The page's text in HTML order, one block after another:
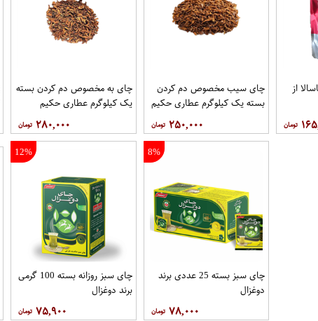
ماسالا از
چای سیب مخصوص دم کردن
بسته یک کیلوگرم عطاری حکیم
۲۵۰,۰۰۰
چای به مخصوص دم کردن بسته
یک کیلوگرم عطاری حکیم
۲۸۰,۰۰۰
8%
چای سبز بسته 25 عددی برند
دوغزال
۷۸,۰۰۰
12%
چای سبز روزانه بسته 100 گرمی
برند دوغزال
۷۵,۹۰۰